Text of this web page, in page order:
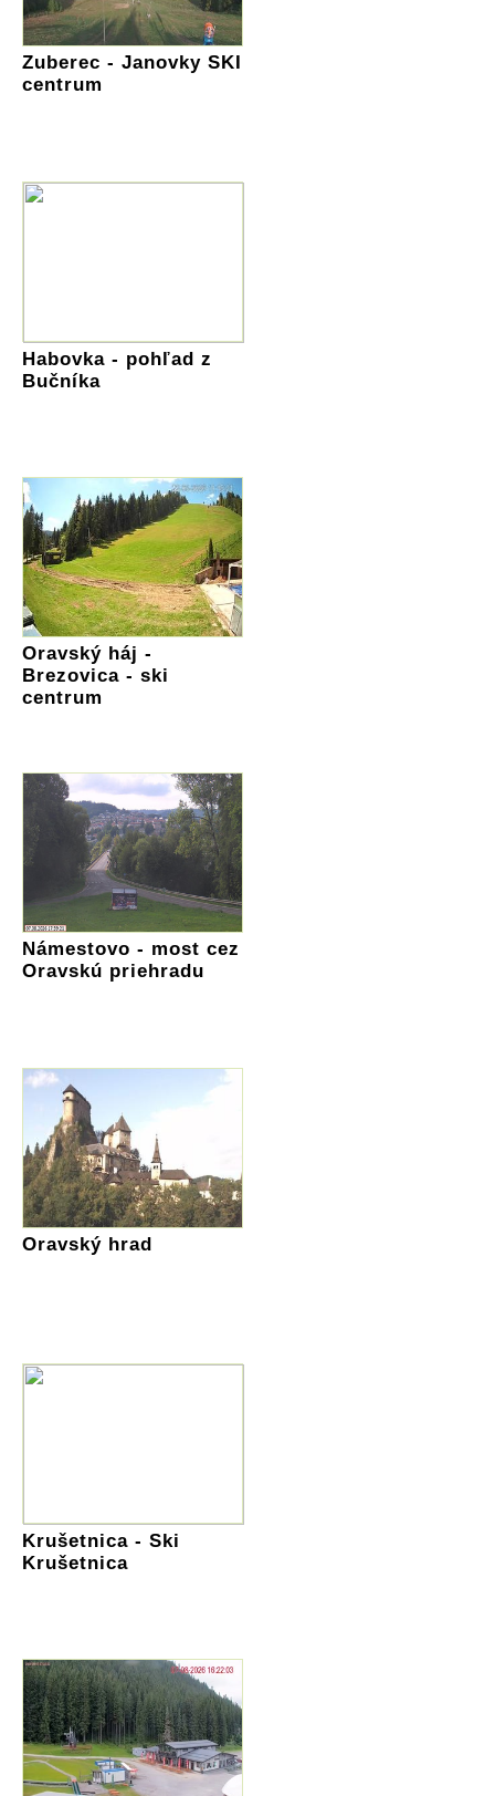
Zuberec - Janovky SKI
centrum
Habovka - pohľad z
Bučníka
Oravský háj -
Brezovica - ski
centrum
Námestovo - most cez
Oravskú priehradu
Oravský hrad
Krušetnica - Ski
Krušetnica